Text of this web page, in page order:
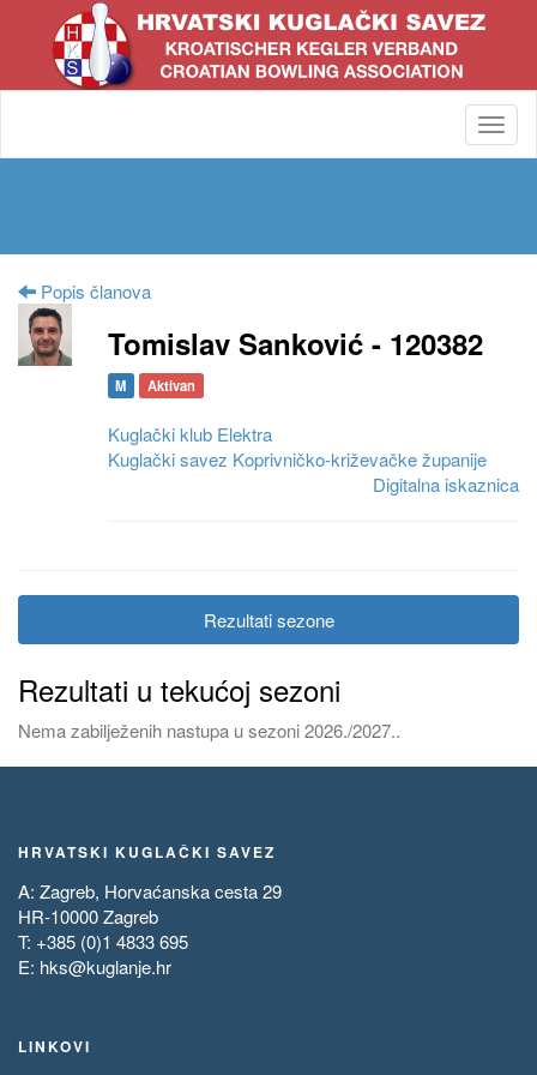
Popis članova
Tomislav Sanković - 120382
M Aktivan
Kuglački klub Elektra
Kuglački savez Koprivničko-križevačke županije
Digitalna iskaznica
Rezultati sezone
Rezultati u tekućoj sezoni
Nema zabilježenih nastupa u sezoni 2026./2027..
HRVATSKI KUGLAČKI SAVEZ
A: Zagreb, Horvaćanska cesta 29
HR-10000 Zagreb
T: +385 (0)1 4833 695
E: hks@kuglanje.hr
LINKOVI